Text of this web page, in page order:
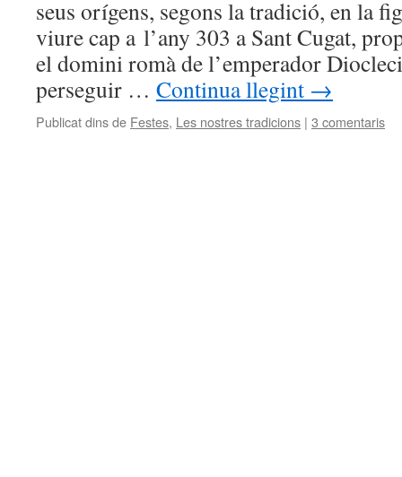
seus orígens, segons la tradició, en la
viure cap a l’any 303 a Sant Cugat,
el domini romà de l’emperador
perseguir … Continua llegint →
Publicat dins de Festes, Les nostres tradicions | 3 comentaris